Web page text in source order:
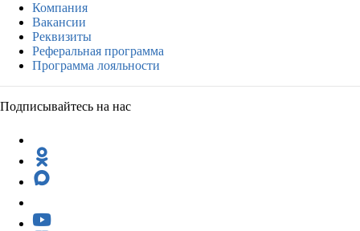
Компания
Вакансии
Реквизиты
Реферальная программа
Программа лояльности
Подписывайтесь на нас